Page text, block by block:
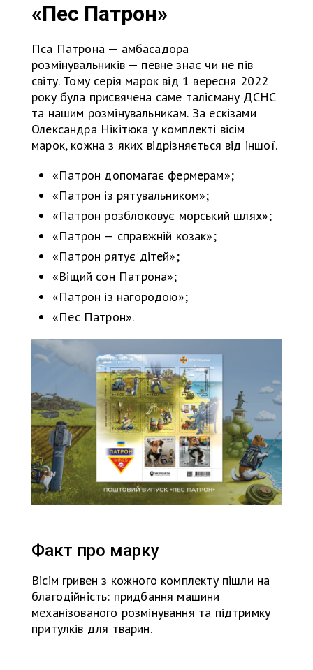
«Пес Патрон»
Пса Патрона — амбасадора
розмінувальників — певне знає чи не пів
світу. Тому серія марок від 1 вересня 2022
року була присвячена саме талісману ДСНС
та нашим розмінувальникам. За ескізами
Олександра Нікітюка у комплекті вісім
марок, кожна з яких відрізняється від іншої.
«Патрон допомагає фермерам»;
«Патрон із рятувальником»;
«Патрон розблоковує морський шлях»;
«Патрон — справжній козак»;
«Патрон рятує дітей»;
«Віщий сон Патрона»;
«Патрон із нагородою»;
«Пес Патрон».
Факт про марку
Вісім гривен з кожного комплекту пішли на
благодійність: придбання машини
механізованого розмінування та підтримку
притулків для тварин.